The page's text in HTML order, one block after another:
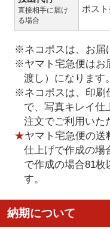
直接相手に届け
る場合
ポス
※ネコポスは、お届
※ヤマト宅急便はお
渡し）になります。
※ネコポスは、印刷
で、写真キレイ仕
注文でご利用いた
★ヤマト宅急便の送
仕上げで作成の場
で作成の場合81枚
す。
納期について